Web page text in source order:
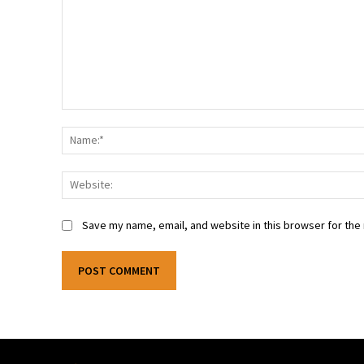
Save my name, email, and website in this browser for